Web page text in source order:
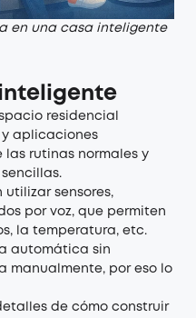
en una casa inteligente
residencial
y aplicaciones
rutinas normales y
utilizar sensores,
por voz, que permiten
la temperatura, etc.
automática sin
manualmente, por eso lo
de cómo construir